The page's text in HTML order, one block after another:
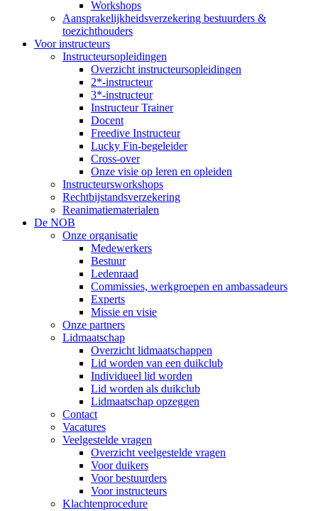
Workshops
Aansprakelijkheidsverzekering bestuurders &
toezichthouders
Voor instructeurs
Instructeursopleidingen
Overzicht instructeursopleidingen
2*-instructeur
3*-instructeur
Instructeur Trainer
Docent
Freedive Instructeur
Lucky Fin-begeleider
Cross-over
Onze visie op leren en opleiden
Instructeursworkshops
Rechtbijstandsverzekering
Reanimatiematerialen
De NOB
Onze organisatie
Medewerkers
Bestuur
Ledenraad
Commissies, werkgroepen en ambassadeurs
Experts
Missie en visie
Onze partners
Lidmaatschap
Overzicht lidmaatschappen
Lid worden van een duikclub
Individueel lid worden
Lid worden als duikclub
Lidmaatschap opzeggen
Contact
Vacatures
Veelgestelde vragen
Overzicht veelgestelde vragen
Voor duikers
Voor bestuurders
Voor instructeurs
Klachtenprocedure